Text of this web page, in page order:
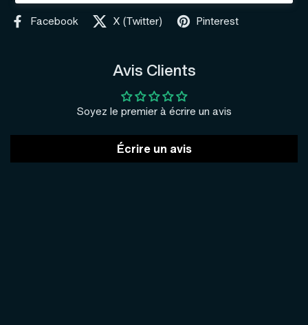
Facebook X (Twitter) Pinterest
Avis Clients
Soyez le premier à écrire un avis
Écrire un avis